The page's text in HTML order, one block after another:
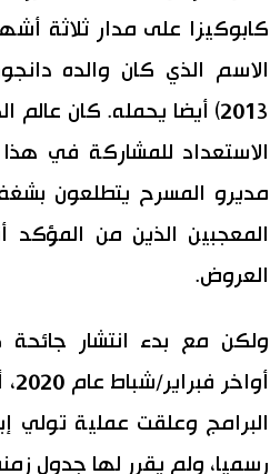
كابوكيزا على مدار ثلاثة
2013) أيضا يحمله. كان
الاستعداد للمشاركة في هذا
مديرو المسرح يتطلعون
المعجبين الذين من
العروض.
ولكن مع بدء انتشار جائحة
البرامج وعلقت عملية تولي
رسميا، ولم يقرر لها جدول